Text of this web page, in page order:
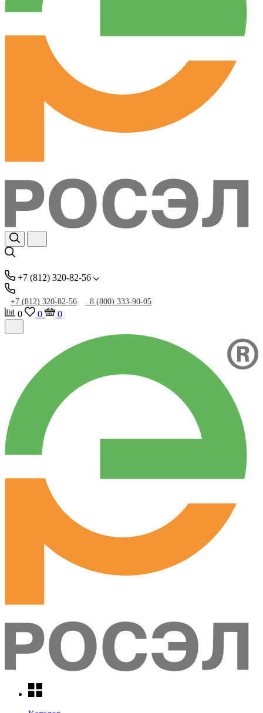
+7 (812) 320-82-56
+7 (812) 320-82-56 8 (800) 333-90-05
0 0 0